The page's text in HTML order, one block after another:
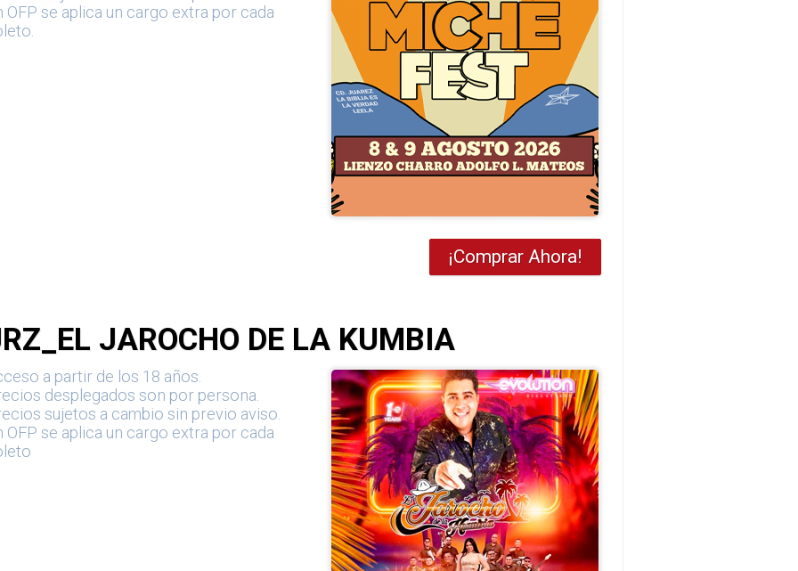
OFP se aplica un cargo extra por cada
¡Comprar Ahora!
JAROCHO DE LA KUMBIA
a partir de los 18 años.
desplegados son por persona.
sujetos a cambio sin previo aviso.
OFP se aplica un cargo extra por cada